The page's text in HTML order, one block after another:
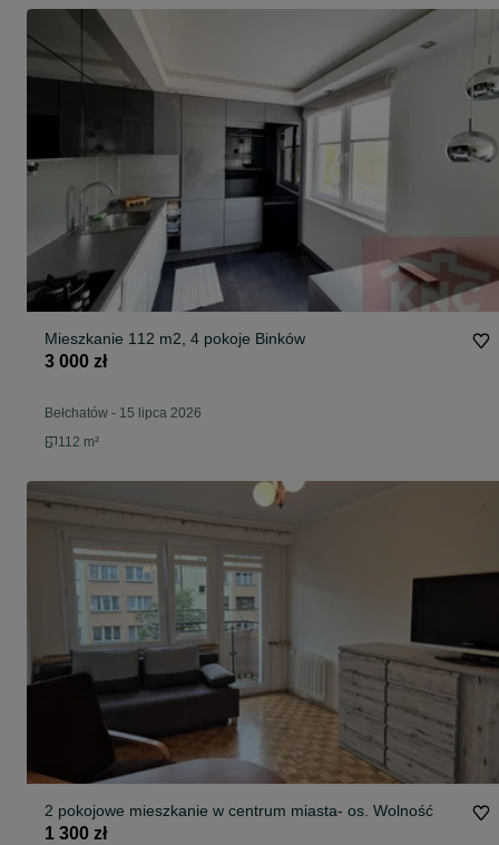
Mieszkanie 112 m2, 4 pokoje Binków
3 000 zł
Bełchatów - 15 lipca 2026
112 m²
2 pokojowe mieszkanie w centrum miasta- os. Wolność
1 300 zł